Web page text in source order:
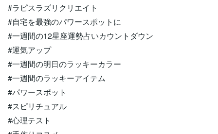
#ラピスラズリクリエイト
#自宅を最強のパワースポットに
#一週間の12星座運勢占いカウントダウン
#運気アップ
#一週間の明日のラッキーカラー
#一週間のラッキーアイテム
#パワースポット
#スピリチュアル
#心理テスト